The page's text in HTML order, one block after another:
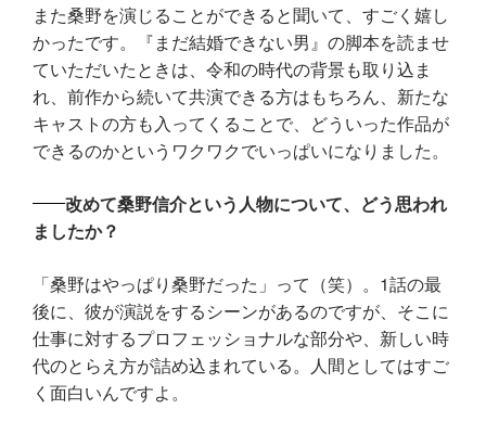
また桑野を演じることができると聞いて、すごく嬉し
かったです。『まだ結婚できない男』の脚本を読ませ
ていただいたときは、令和の時代の背景も取り込ま
れ、前作から続いて共演できる方はもちろん、新たな
キャストの方も入ってくることで、どういった作品が
できるのかというワクワクでいっぱいになりました。
改めて桑野信介という人物について、どう思われ
ましたか？
「桑野はやっぱり桑野だった」って（笑）。1話の最
後に、彼が演説をするシーンがあるのですが、そこに
仕事に対するプロフェッショナルな部分や、新しい時
代のとらえ方が詰め込まれている。人間としてはすご
く面白いんですよ。